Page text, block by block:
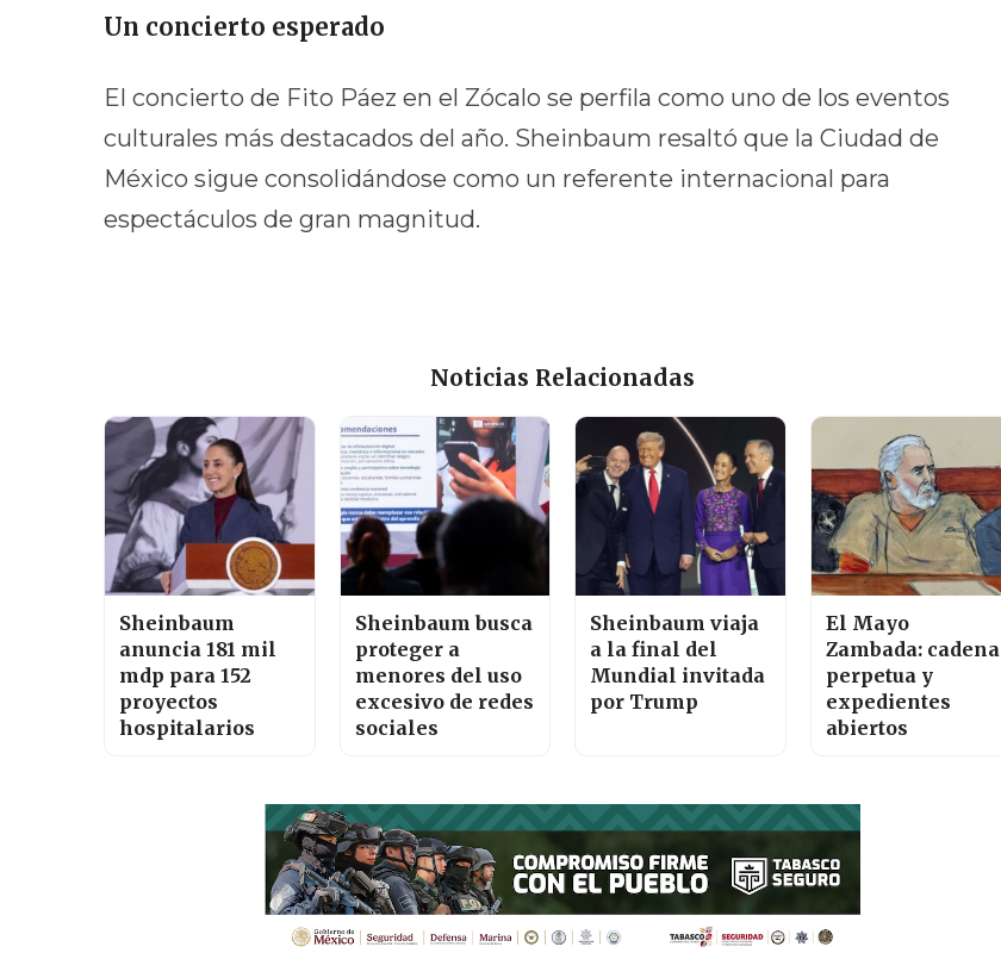
Un concierto esperado
El concierto de Fito Páez en el Zócalo se perfila como uno de los eventos
culturales más destacados del año. Sheinbaum resaltó que la Ciudad de
México sigue consolidándose como un referente internacional para
espectáculos de gran magnitud.
Noticias Relacionadas
Sheinbaum
anuncia 181 mil
mdp para 152
proyectos
hospitalarios
Sheinbaum busca
proteger a
menores del uso
excesivo de redes
sociales
Sheinbaum viaja
a la final del
Mundial invitada
por Trump
El Mayo
Zambada: cadena
perpetua y
expedientes
abiertos